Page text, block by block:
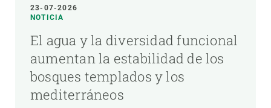
23-07-2026
NOTICIA
El agua y la diversidad funcional
aumentan la estabilidad de los
bosques templados y los
mediterráneos